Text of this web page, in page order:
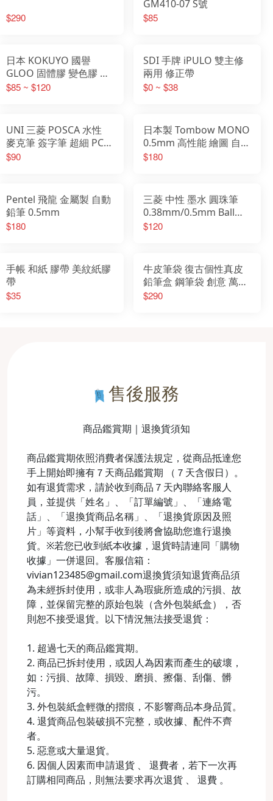
$290
GM410-07 S號
$85
日本 KOKUYO 國譽
GLOO 固體膠 變色膠 直
角膠
$85 ~ $120
SDI 手牌 iPULO 雙主修
兩用 修正帶
$0 ~ $38
UNI 三菱 POSCA 水性
麥克筆 簽字筆 超細 PC-
3M 級細PC-1M
$90
日本製 Tombow MONO
0.5mm 高性能 繪圖 自動
鉛筆 DPA-162A
$180
Pentel 飛龍 金屬製 自動
鉛筆 0.5mm
$180
三菱 中性 墨水 圓珠筆
0.38mm/0.5mm Ball
Uniball One
$120
手帳 和紙 膠帶 美紋紙膠
帶
$35
牛皮筆袋 復古個性真皮
鉛筆盒 鋼筆袋 創意 萬用
筆袋 真皮牛皮筆盒 文青
$290
售後服務
商品鑑賞期｜退換貨須知
商品鑑賞期依照消費者保護法規定，從商品抵達您
手上開始即擁有７天商品鑑賞期 （７天含假日）。
如有退貨需求，請於收到商品７天內聯絡客服人
員，並提供「姓名」、「訂單編號」、「連絡電
話」、「退換貨商品名稱」、「退換貨原因及照
片」等資料，小幫手收到後將會協助您進行退換
貨。※若您已收到紙本收據，退貨時請連同「購物
收據」一併退回。客服信箱：
vivian123485@gmail.com退換貨須知退貨商品須
為未經拆封使用，或非人為瑕疵所造成的污損、故
障，並保留完整的原始包裝（含外包裝紙盒），否
則恕不接受退貨。以下情況無法接受退貨：
1. 超過七天的商品鑑賞期。
2. 商品已拆封使用，或因人為因素而產生的破壞，
如：污損、故障、損毀、磨損、擦傷、刮傷、髒
污。
3. 外包裝紙盒輕微的摺痕，不影響商品本身品質。
4. 退貨商品包裝破損不完整，或收據、配件不齊
者。
5. 惡意或大量退貨。
6. 因個人因素而申請退貨 、 退費者，若下一次再
訂購相同商品，則無法要求再次退貨 、 退費 。